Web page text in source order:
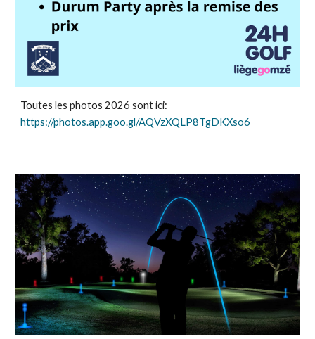
Toutes les photos 2026 sont ici:
https://photos.app.goo.gl/AQVzXQLP8TgDKXso6